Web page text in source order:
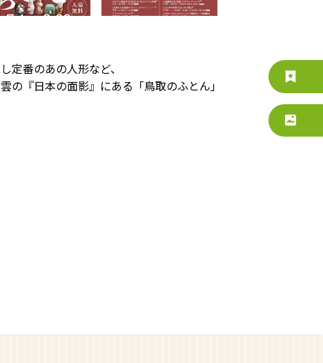
定番のあの人形など、
の『日本の面影』にある「鳥取のふとん」